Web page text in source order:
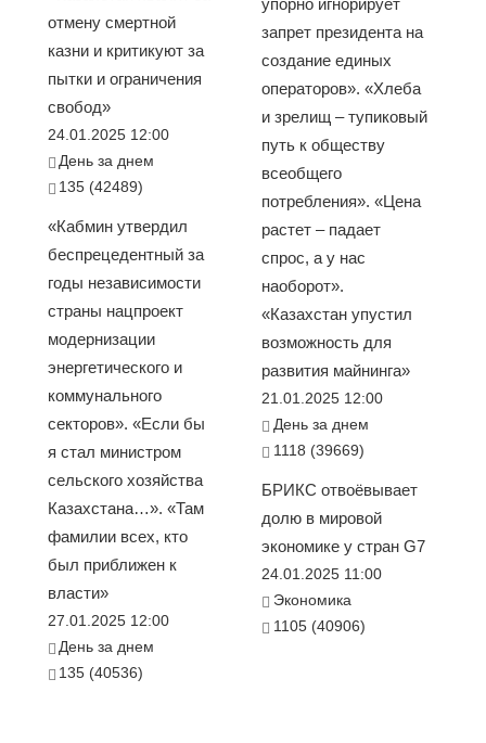
отмену смертной
казни и критикуют за
пытки и ограничения
свобод»
24.01.2025 12:00
День за днем
135 (42489)
«Кабмин утвердил
беспрецедентный за
годы независимости
страны нацпроект
модернизации
энергетического и
коммунального
секторов». «Если бы
я стал министром
сельского хозяйства
Казахстана…». «Там
фамилии всех, кто
был приближен к
власти»
27.01.2025 12:00
День за днем
135 (40536)
упорно игнорирует
запрет президента на
создание единых
операторов». «Хлеба
и зрелищ – тупиковый
путь к обществу
всеобщего
потребления». «Цена
растет – падает
спрос, а у нас
наоборот».
«Казахстан упустил
возможность для
развития майнинга»
21.01.2025 12:00
День за днем
1118 (39669)
БРИКС отвоёвывает
долю в мировой
экономике у стран G7
24.01.2025 11:00
Экономика
1105 (40906)